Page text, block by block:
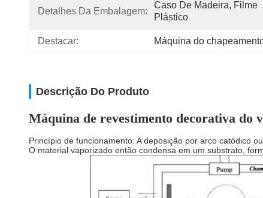
Detalhes Da Embalagem:
Caso De Madeira, Filme
Plástico
Destacar: Máquina do
Descrição Do Produto
Máquina de revestimento decorativa do
Princípio de funcionamento: A deposição por arco catódico
O material vaporizado então condensa em um substrato,